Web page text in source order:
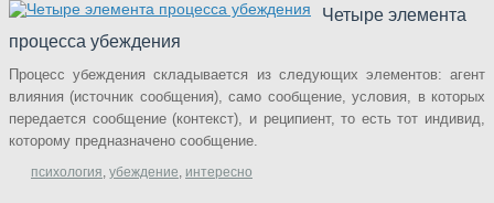
Четыре элемента
процесса убеждения
Процесс убеждения складывается из следующих элементов: агент
влияния (источник сообщения), само сообщение, условия, в которых
передается сообщение (контекст), и реципиент, то есть тот индивид,
которому предназначено сообщение.
психология, убеждение, интересно